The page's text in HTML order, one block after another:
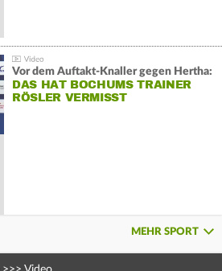
Vor dem Auftakt-Knaller gegen Hertha:
DAS HAT BOCHUMS TRAINER
RÖSLER VERMISST
MEHR SPORT